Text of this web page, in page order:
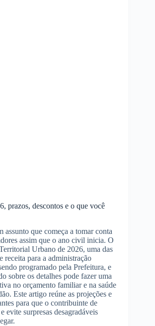
prazos, descontos e o que você
que começa a tomar conta
assim que o ano civil inicia. O
Urbano de 2026, uma das
receita para a administração
programado pela Prefeitura, e
sobre os detalhes pode fazer uma
no orçamento familiar e na saúde
Este artigo reúne as projeções e
para que o contribuinte de
evite surpresas desagradáveis